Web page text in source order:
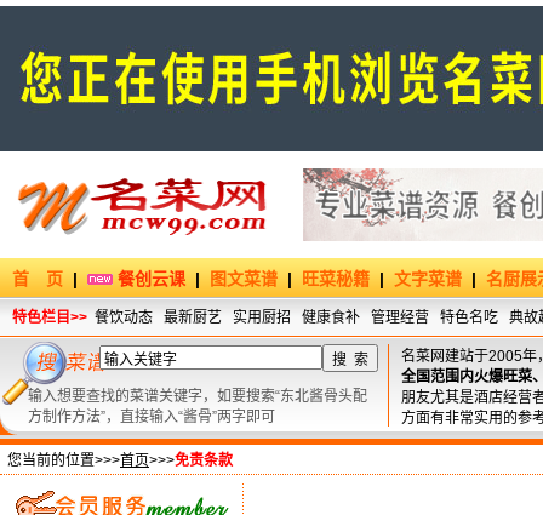
首 页| 餐创云课|图文菜谱|旺菜秘籍|文字菜谱|名厨展
特色栏目>> 餐饮动态 最新厨艺 实用厨招 健康食补 管理经营 特色名吃 典故
输入想要查找的菜谱关键字，如要搜索“东北酱骨头配
方制作方法”，直接输入“酱骨”两字即可
名菜网建站于2005年
全国范围内火爆旺菜
朋友尤其是酒店经营
方面有非常实用的参
您当前的位置>>>首页>>>免责条款